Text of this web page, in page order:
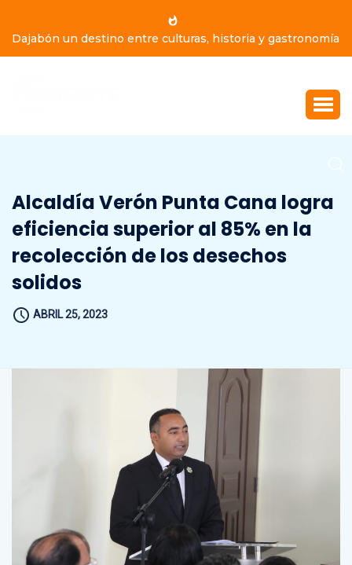
Dajabón un destino entre culturas, historia y gastronomía
Alcaldía Verón Punta Cana logra
eficiencia superior al 85% en la
recolección de los desechos
solidos
ABRIL 25, 2023